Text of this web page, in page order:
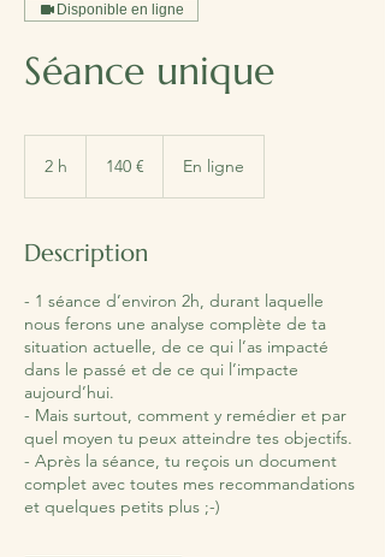
Disponible en ligne
Séance unique
2 h 140 € En ligne
Description
- 1 séance d’environ 2h, durant laquelle
nous ferons une analyse complète de ta
situation actuelle, de ce qui l’as impacté
dans le passé et de ce qui l’impacte
aujourd’hui.
- Mais surtout, comment y remédier et par
quel moyen tu peux atteindre tes objectifs.
- Après la séance, tu reçois un document
complet avec toutes mes recommandations
et quelques petits plus ;-)